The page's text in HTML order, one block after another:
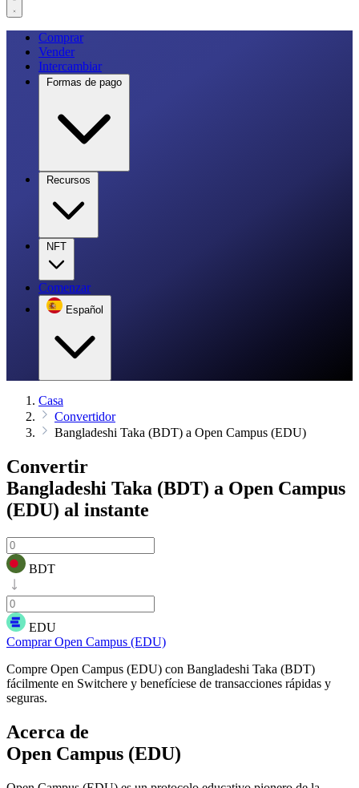
Comprar
Vender
Intercambiar
Formas de pago
Recursos
NFT
Comenzar
Español
Casa
Convertidor
Bangladeshi Taka (BDT) a Open Campus (EDU)
Convertir
Bangladeshi Taka (BDT) a Open Campus
(EDU) al instante
BDT
EDU
Comprar Open Campus (EDU)
Compre Open Campus (EDU) con Bangladeshi Taka (BDT)
fácilmente en Switchere y benefíciese de transacciones rápidas y
seguras.
Acerca de
Open Campus (EDU)